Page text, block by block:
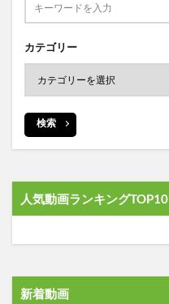
カテゴリー
検索
人気動画ランキングTOP10
新着動画